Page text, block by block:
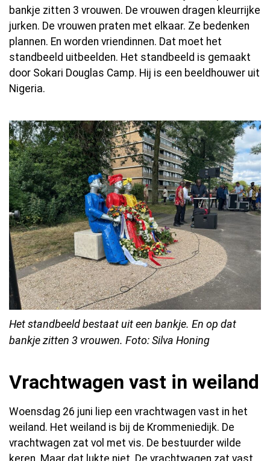
bankje zitten 3 vrouwen. De vrouwen dragen kleurrijke
jurken. De vrouwen praten met elkaar. Ze bedenken
plannen. En worden vriendinnen. Dat moet het
standbeeld uitbeelden. Het standbeeld is gemaakt
door Sokari Douglas Camp. Hij is een beeldhouwer uit
Nigeria.
Het standbeeld bestaat uit een bankje. En op dat
bankje zitten 3 vrouwen. Foto: Silva Honing
Vrachtwagen vast in weiland
Woensdag 26 juni liep een vrachtwagen vast in het
weiland. Het weiland is bij de Krommeniedijk. De
vrachtwagen zat vol met vis. De bestuurder wilde
keren. Maar dat lukte niet. De vrachtwagen zat vast